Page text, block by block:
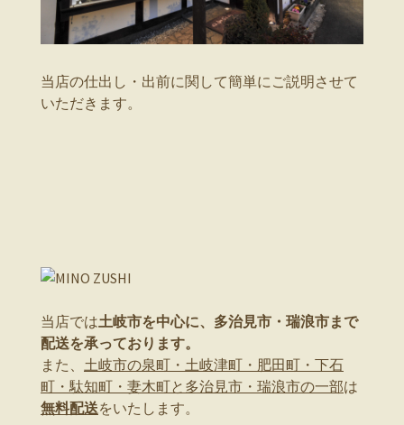
当店の仕出し・出前に関して簡単にご説明させて
いただきます。
当店では土岐市を中心に、多治見市・瑞浪市まで
配送を承っております。
また、 土岐市の泉町・土岐津町・肥田町・下石
町・駄知町・妻木町と多治見市・瑞浪市の一部は
無料配送をいたします。